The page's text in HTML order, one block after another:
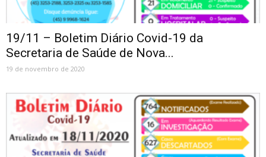
19/11 – Boletim Diário Covid-19 da
Secretaria de Saúde de Nova...
19 de novembro de 2020